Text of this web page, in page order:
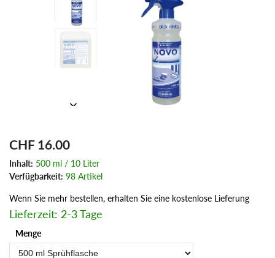
CHF 16.00
Inhalt: 500 ml / 10 Liter
Verfügbarkeit: 98 Artikel
Wenn Sie mehr bestellen, erhalten Sie eine kostenlose Lieferung
Lieferzeit: 2-3 Tage
Menge